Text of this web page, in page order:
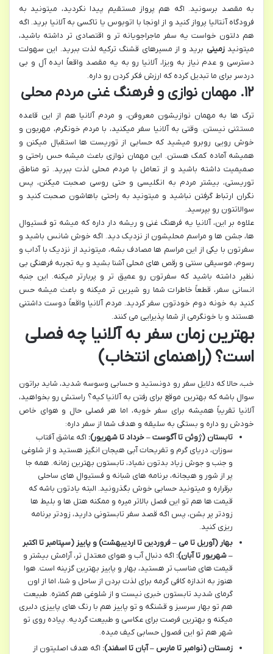
به مقصد برسونید. اگه هم پرواز مستقیم پیدا نکردید، میتونید به
فرودگاه آنتالیا پرواز کنید و از اونجا با اتوبوس یا تاکسی به آلانیا برید. اگه
هم دلتون خواست یه سفر ماجراجویانه تر و اقتصادی تر داشته باشید،
میتونیدزمینی برید و از مسیرهای قشنگ ترکیه لذت ببرید. این سهولت
دسترسی و عدم نیاز به ویزا، آلانیا رو به یه مقصد واقعاً ایده آل و بی
دردسر برای ما تبدیل کرده که ارزش فکر کردن رو داره.
۱۲. مهمان نوازی و فرهنگ غنی مردم محلی
ترک ها به مهمان نوازیشون معروفن، و مردم آلانیا هم از این قاعده
مستثنی نیستن. وقتی به آلانیا سفر میکنید، با مردم خونگرم، مهربون و
خوش رویی روبرو میشید که حسابی از توریست ها استقبال میکنن و
همیشه آماده کمک هستن. این مهمان نوازی باعث میشه حس راحتی و
صمیمیت داشته باشید و از تعامل با مردم محلی لذت ببرید. تو مناطق
توریستی، بیشتر مردم به انگلیسی و حتی روسی صحبت میکنن، پس
نگران ارتباط گرفتن نباشید و میتونید به راحتی باهاشون صحبت کنید و
سوالاتتون رو بپرسید.
علاوه بر این، آلانیا یه فرهنگ غنی و ریشه دار داره که میشه تو فستیوال
ها، جشن ها و مراسم محلیشون از نزدیک دید. اگه خوش شانس باشید و
سفرتون با یکی از این مراسم ها مصادف بشه، میتونید از نزدیک با آداب و
رسوم، موسیقی سنتی و رقص های محلی آشنا بشید و یه تجربه فرهنگی بی
نظیر داشته باشید که سفرتون رو عمیق تر و پربارتر میکنه. این جنبه
انسانی سفر، قطعاً خاطرات شما رو شیرین تر میکنه و باعث میشه حس
کنید به خونه دوم خودتون سفر کردید. مردم آلانیا واقعاً دوست داشتنی
هستند و با خونگرمی از شما پذیرایی می کنند.
بهترین زمان سفر به آلانیا چه فصلی
است؟ (راهنمای انتخاب)
خب، حالا که دلایل سفر رو دونستید و حسابی وسوسه شدید، شاید براتون
سوال باشه که بهترین موقع برای رفتن به آلانیا کیه؟ راستش رو بخواهید،
آلانیا تقریباً همیشه برای سفر خوبه، اما هر فصلی حال و هوای خاص
خودش رو داره و بستگی به سلیقه و هدف شما از سفر داره:
تابستان (ژوئن تا آگوست – خرداد تا شهریور): اگه عاشق آفتاب
سوزان، دریای گرم و تفریحات آبی هیجان انگیز هستید و از شلوغی
و جنب و جوش زیاد بدتون نمیاد، تابستون بهترین زمانه. همه جا
پر از شور و هیجانه، برنامه های شبانه و فستیوال های ساحلی
برقراره و میتونید حسابی خوش بگذرونید. البته یادتون باشه که
قیمت ها هم تو این فصل بالاتر میره و ممکنه هتل ها و بلیط ها
زودتر پر بشن، پس اگه قصد سفر تابستونی دارید، زودتر برنامه
ریزی کنید.
بهار (آوریل تا می – فروردین تا اردیبهشت) و پاییز (سپتامبر تا اکتبر
– شهریور تا آبان): اگه دنبال آب و هوای معتدل تر، آرامش بیشتر و
قیمت های مناسب تر هستید، بهار و پاییز بهترین گزینه است. هوا
هنوز به اندازه کافی گرمه برای لذت بردن از ساحل و شنا، اما از اون
گرمای شدید تابستون خبری نیست و از شلوغی هم کمتره. طبیعت
هم تو بهار سرسبز و قشنگه و تو پاییز هم با رنگ های پاییزی دلبری
میکنه و بهترین فرصت برای عکاسی و طبیعت گردیه. پیاده روی تو
شهر هم تو این فصول حسابی کیف میده.
زمستان (نوامبر تا مارس – آبان تا اسفند): اگه هدف اصلیتون از